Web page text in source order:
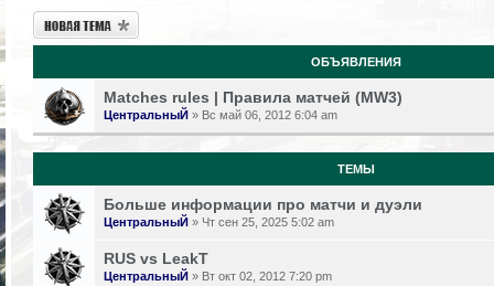
Новая тема
ОБЪЯВЛЕНИЯ
Matches rules | Правила матчей (MW3)
ЦентральныЙ » Вс май 06, 2012 6:04 am
ТЕМЫ
Больше информации про матчи и дуэли
ЦентральныЙ » Чт сен 25, 2025 5:02 am
RUS vs LeakT
ЦентральныЙ » Вт окт 02, 2012 7:20 pm